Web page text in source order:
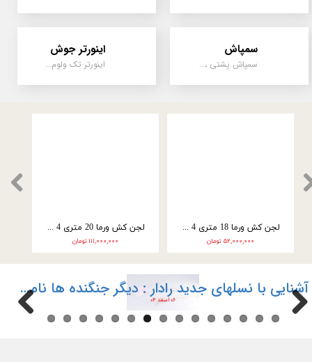
سمپاش
سمپاش پشتی ، زمبه ای ، فرغونی ، دستی ، موتوری
اینورتر جوش
اینورتر تک ولوم و دو ولوم امپر بالا
لجن کش ورما 20 متری 4 اینچ سه فاز (10 اسب) WQ80-20-7/5 NEW
۱۱۱,۰۰۰,۰۰۰ تومان
لجن کش ورما 18 متری 4 اینچ سه فاز (4 اسب) WQ60-9-3
۵۲,۰۰۰,۰۰۰ تومان
آشنایی با نسلهای جدید رادار : دیگر جنگنده ها نامرئی نیستند
۰۶ اسفند ۰۴